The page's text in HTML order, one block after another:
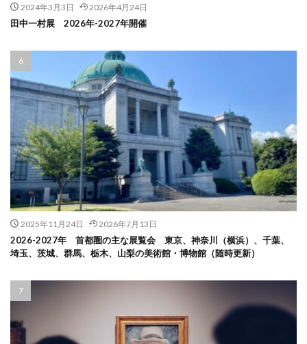
2024年3月3日 2026年4月24日
田中一村展 2026年-2027年開催
2025年11月24日 2026年7月13日
2026-2027年 首都圏の主な展覧会 東京、神奈川（横浜）、千葉、
埼玉、茨城、群馬、栃木、山梨の美術館・博物館（随時更新）